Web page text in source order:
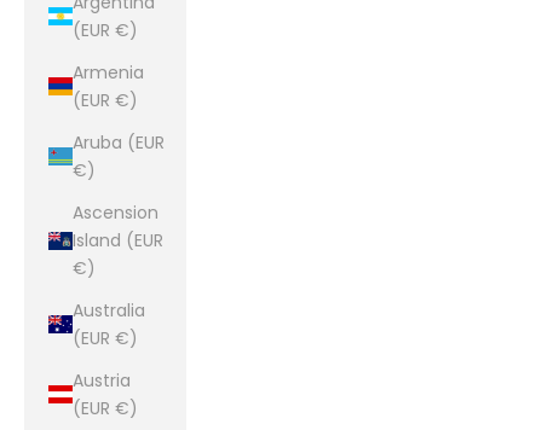
(EUR €)
Armenia
(EUR €)
Aruba (EUR
€)
Ascension
Island (EUR
€)
Australia
(EUR €)
Austria
(EUR €)